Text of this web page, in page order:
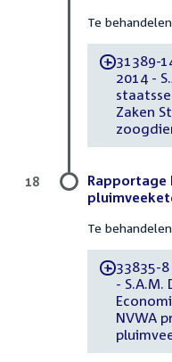
Te
-31389-
2014 -
Zaken
Rapportage
Te
-33835-
- S.A.M.
NVWA
18